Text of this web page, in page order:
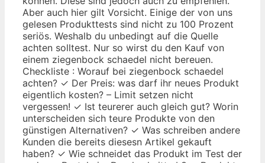
Aber auch hier gilt Vorsicht. Einige der von uns
gelesen Produkttests sind nicht zu 100 Prozent
seriös. Weshalb du unbedingt auf die Quelle
achten solltest. Nur so wirst du den Kauf von
einem ziegenbock schaedel nicht bereuen.
Checkliste : Worauf bei ziegenbock schaedel
achten? ✓ Der Preis: was darf ihr neues Produkt
eigentlich kosten? – Limit setzen nicht
vergessen! ✓ Ist teurerer auch gleich gut? Worin
unterscheiden sich teure Produkte von den
günstigen Alternativen? ✓ Was schreiben andere
Kunden die bereits diesesn Artikel gekauft
haben? ✓ Wie schneidet das Produkt im Test der